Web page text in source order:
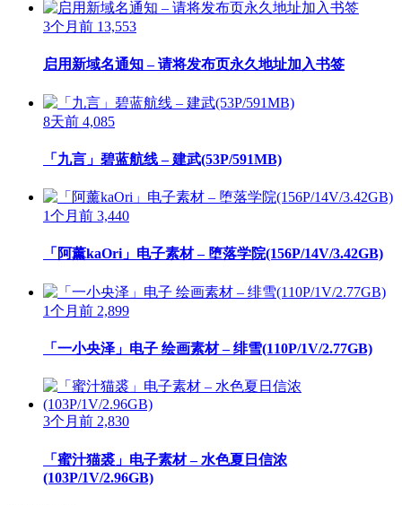
3个月前 13,553
启用新域名通知 – 请将发布页永久地址加入书签
8天前 4,085
「九言」碧蓝航线 – 建武(53P/591MB)
1个月前 3,440
「阿薰kaOri」电子素材 – 堕落学院(156P/14V/3.42GB)
1个月前 2,899
「一小央泽」电子 绘画素材 – 绯雪(110P/1V/2.77GB)
3个月前 2,830
「蜜汁猫裘」电子素材 – 水色夏日信浓
(103P/1V/2.96GB)